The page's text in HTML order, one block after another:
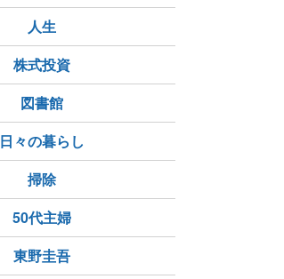
人生
株式投資
図書館
日々の暮らし
掃除
50代主婦
東野圭吾